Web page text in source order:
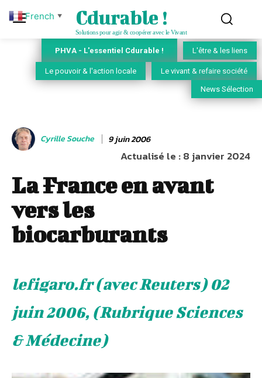
Cdurable !
Solutions pour agir & coopérer avec le Vivant
PHVA - L'essentiel Cdurable ! L'être & les liens
Le pouvoir & l'action locale Le vivant & refaire société
News Sélection
Cyrille Souche 9 juin 2006
Actualisé le :8 janvier 2024
La France en avant
vers les
biocarburants
lefigaro.fr (avec Reuters) 02
juin 2006, (Rubrique Sciences
& Médecine)
French ▼